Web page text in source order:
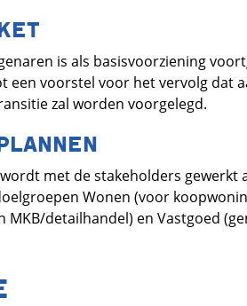
is als basisvoorziening
een voorstel voor het vervolg dat
zal worden voorgelegd.
met de stakeholders gewerkt
Wonen (voor
detailhandel) en Vastgoed